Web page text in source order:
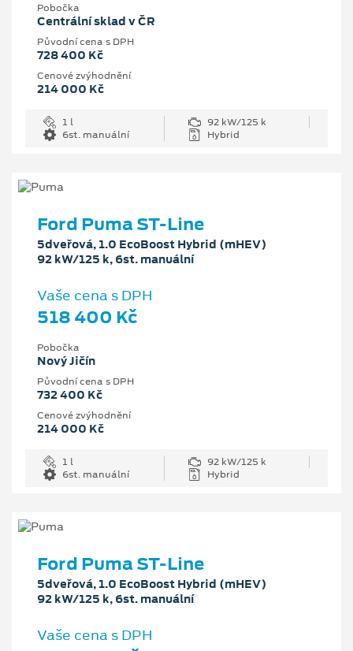
Pobočka
Centrální sklad v ČR
Původní cena s DPH
728 400 Kč
Cenové zvýhodnění
214 000 Kč
1 l
92 kW/125 k
6st. manuální
Hybrid
Ford Puma ST-Line
5dveřová, 1.0 EcoBoost Hybrid (mHEV)
92 kW/125 k, 6st. manuální
Vaše cena s DPH
518 400 Kč
Pobočka
Nový Jičín
Původní cena s DPH
732 400 Kč
Cenové zvýhodnění
214 000 Kč
1 l
92 kW/125 k
6st. manuální
Hybrid
Ford Puma ST-Line
5dveřová, 1.0 EcoBoost Hybrid (mHEV)
92 kW/125 k, 6st. manuální
Vaše cena s DPH